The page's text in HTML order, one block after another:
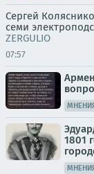
Сергей
семи
ZERGULIO
07:57
1801